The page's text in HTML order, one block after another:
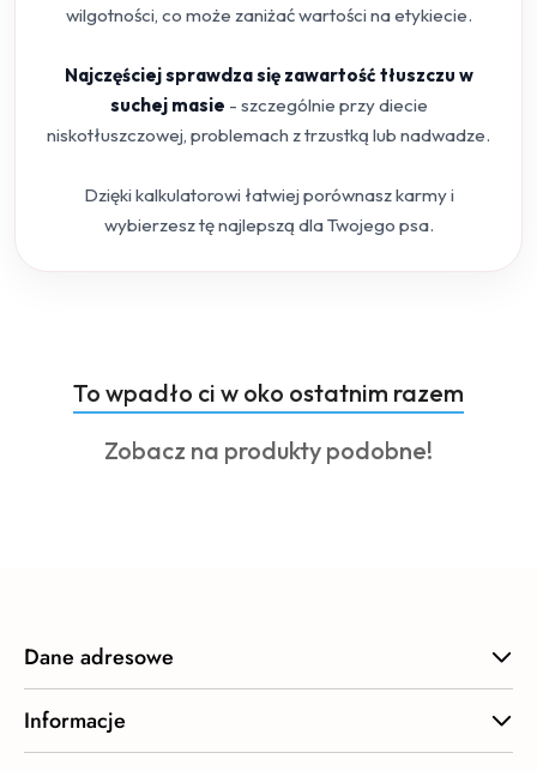
wilgotności, co może zaniżać wartości na etykiecie.
Najczęściej sprawdza się zawartość tłuszczu w
suchej masie - szczególnie przy diecie
niskotłuszczowej, problemach z trzustką lub nadwadze.
Dzięki kalkulatorowi łatwiej porównasz karmy i
wybierzesz tę najlepszą dla Twojego psa.
Pomiń karuzelę produktów
Produkty
o
statusie:
To wpadło ci w oko ostatnim razem
Produkty
Zobacz na produkty podobne!
Dane adresowe
Informacje